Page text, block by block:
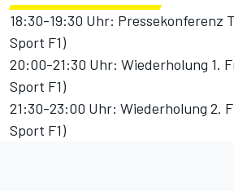
18:30-19:30 Uhr: Pressekonferenz
Sport F1)
20:00-21:30 Uhr: Wiederholung 1.
Sport F1)
21:30-23:00 Uhr: Wiederholung 2.
Sport F1)